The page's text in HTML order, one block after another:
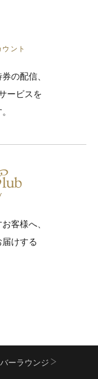
ント
の配信、
ービスを
客様へ、
けする
ーラウンジ